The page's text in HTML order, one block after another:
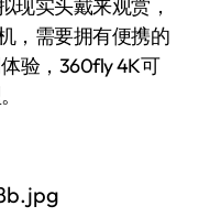
现实头戴来观赏，
，需要拥有便携的
验，360fly 4K可